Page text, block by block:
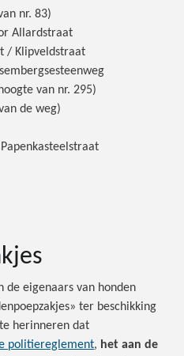
nr. 83)
Allardstraat
/ Klipveldstraat
van nr. 295)
de weg)
de eigenaars van honden
ter beschikking
herinneren dat
politiereglement, het aan de